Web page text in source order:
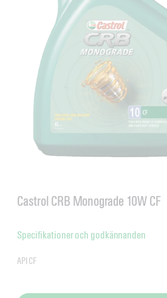
Castrol CRB Monograde 10W CF
Specifikationer och godkännanden
API CF